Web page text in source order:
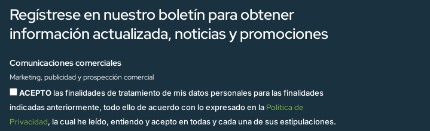
Regístrese en nuestro boletín para obtener
información actualizada, noticias y promociones
Comunicaciones comerciales
Marketing, publicidad y prospección comercial
ACEPTO las finalidades de tratamiento de mis datos personales para las finalidades
indicadas anteriormente, todo ello de acuerdo con lo expresado en la Política de
Privacidad, la cual he leído, entiendo y acepto en todas y cada una de sus estipulaciones.